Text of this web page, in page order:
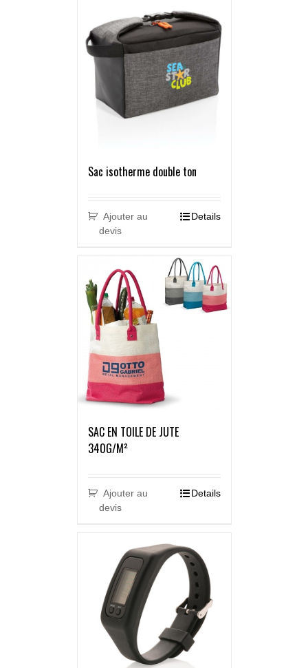
Sac isotherme double ton
Ajouter au
devis
Details
SAC EN TOILE DE JUTE
340G/M²
Ajouter au
devis
Details